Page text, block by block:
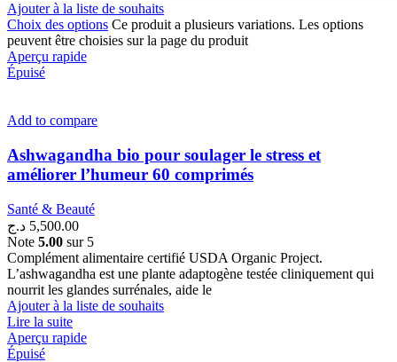
Ajouter à la liste de souhaits
Choix des options Ce produit a plusieurs variations. Les options
peuvent être choisies sur la page du produit
Aperçu rapide
Épuisé
Add to compare
Ashwagandha bio pour soulager le stress et
améliorer l’humeur 60 comprimés
Santé & Beauté
5,500.00 د.ج
Note 5.00 sur 5
Complément alimentaire certifié USDA Organic Project.
L’ashwagandha est une plante adaptogène testée cliniquement qui
nourrit les glandes surrénales, aide le
Ajouter à la liste de souhaits
Lire la suite
Aperçu rapide
Épuisé